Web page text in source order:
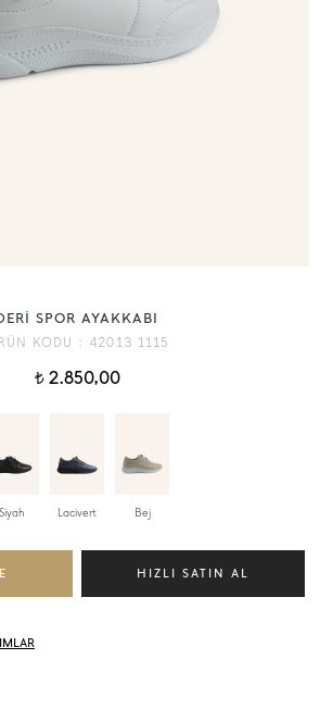
SPOR AYAKKABI
KODU : 42013 1115
t2.850,00
Siyah Lacivert Bej